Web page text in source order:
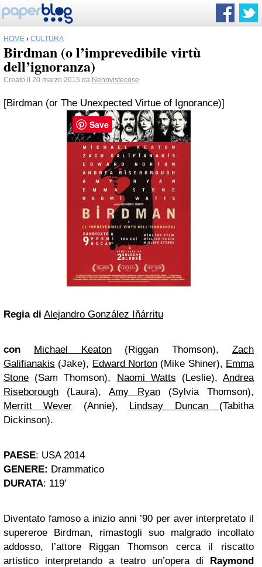
HOME › CULTURA
Birdman (o l’imprevedibile virtù
dell’ignoranza)
Creato il 20 marzo 2015 da Nehovistecose
[Birdman (or The Unexpected Virtue of Ignorance)]
Regia di Alejandro González Iňárritu
con Michael Keaton(Riggan Thomson),Zach
Galifianakis (Jake), Edward Norton (Mike Shiner), Emma
Stone (Sam Thomson), Naomi Watts (Leslie),Andrea
Riseborough (Laura),Amy Ryan(Sylvia Thomson),
Merritt Wever (Annie), Lindsay Duncan (Tabitha
Dickinson).
PAESE: USA 2014
GENERE: Drammatico
DURATA: 119′
Diventato famoso a inizio anni ’90 per aver interpretato il
supereroe Birdman, rimastogli suo malgrado incollato
addosso, l’attore Riggan Thomson cerca il riscatto
artistico interpretando a teatro un’opera di Raymond
Save